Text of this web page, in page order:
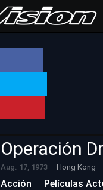
Operación
Aug. 17, 1973 Hong Kong
Acción Películas